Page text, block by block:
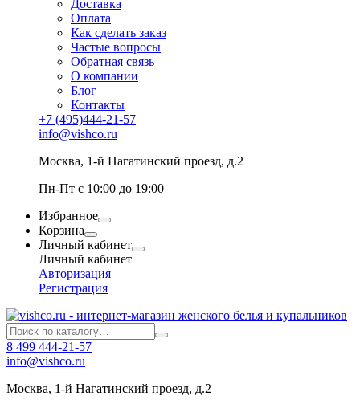
Доставка
Оплата
Как сделать заказ
Частые вопросы
Обратная связь
О компании
Блог
Контакты
+7 (495)444-21-57
info@vishco.ru
Москва, 1-й Нагатинский проезд, д.2
Пн-Пт с 10:00 до 19:00
Избранное
Корзина
Личный кабинет
Личный кабинет
Авторизация
Регистрация
8 499 444-21-57
info@vishco.ru
Москва, 1-й Нагатинский проезд, д.2